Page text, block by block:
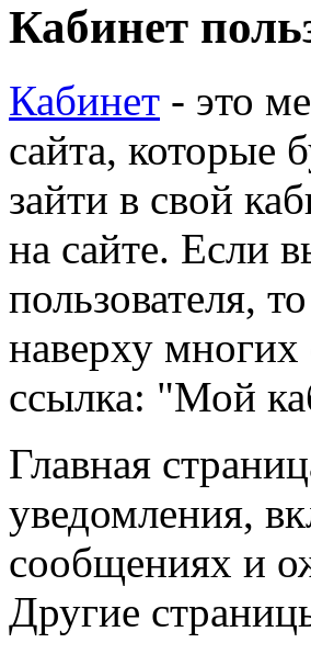
Кабинет
Кабинет - это
сайта, которые
зайти в свой
на сайте. Если
пользователя,
наверху многих
ссылка: "Мой
Главная
уведомления,
сообщениях и
Другие